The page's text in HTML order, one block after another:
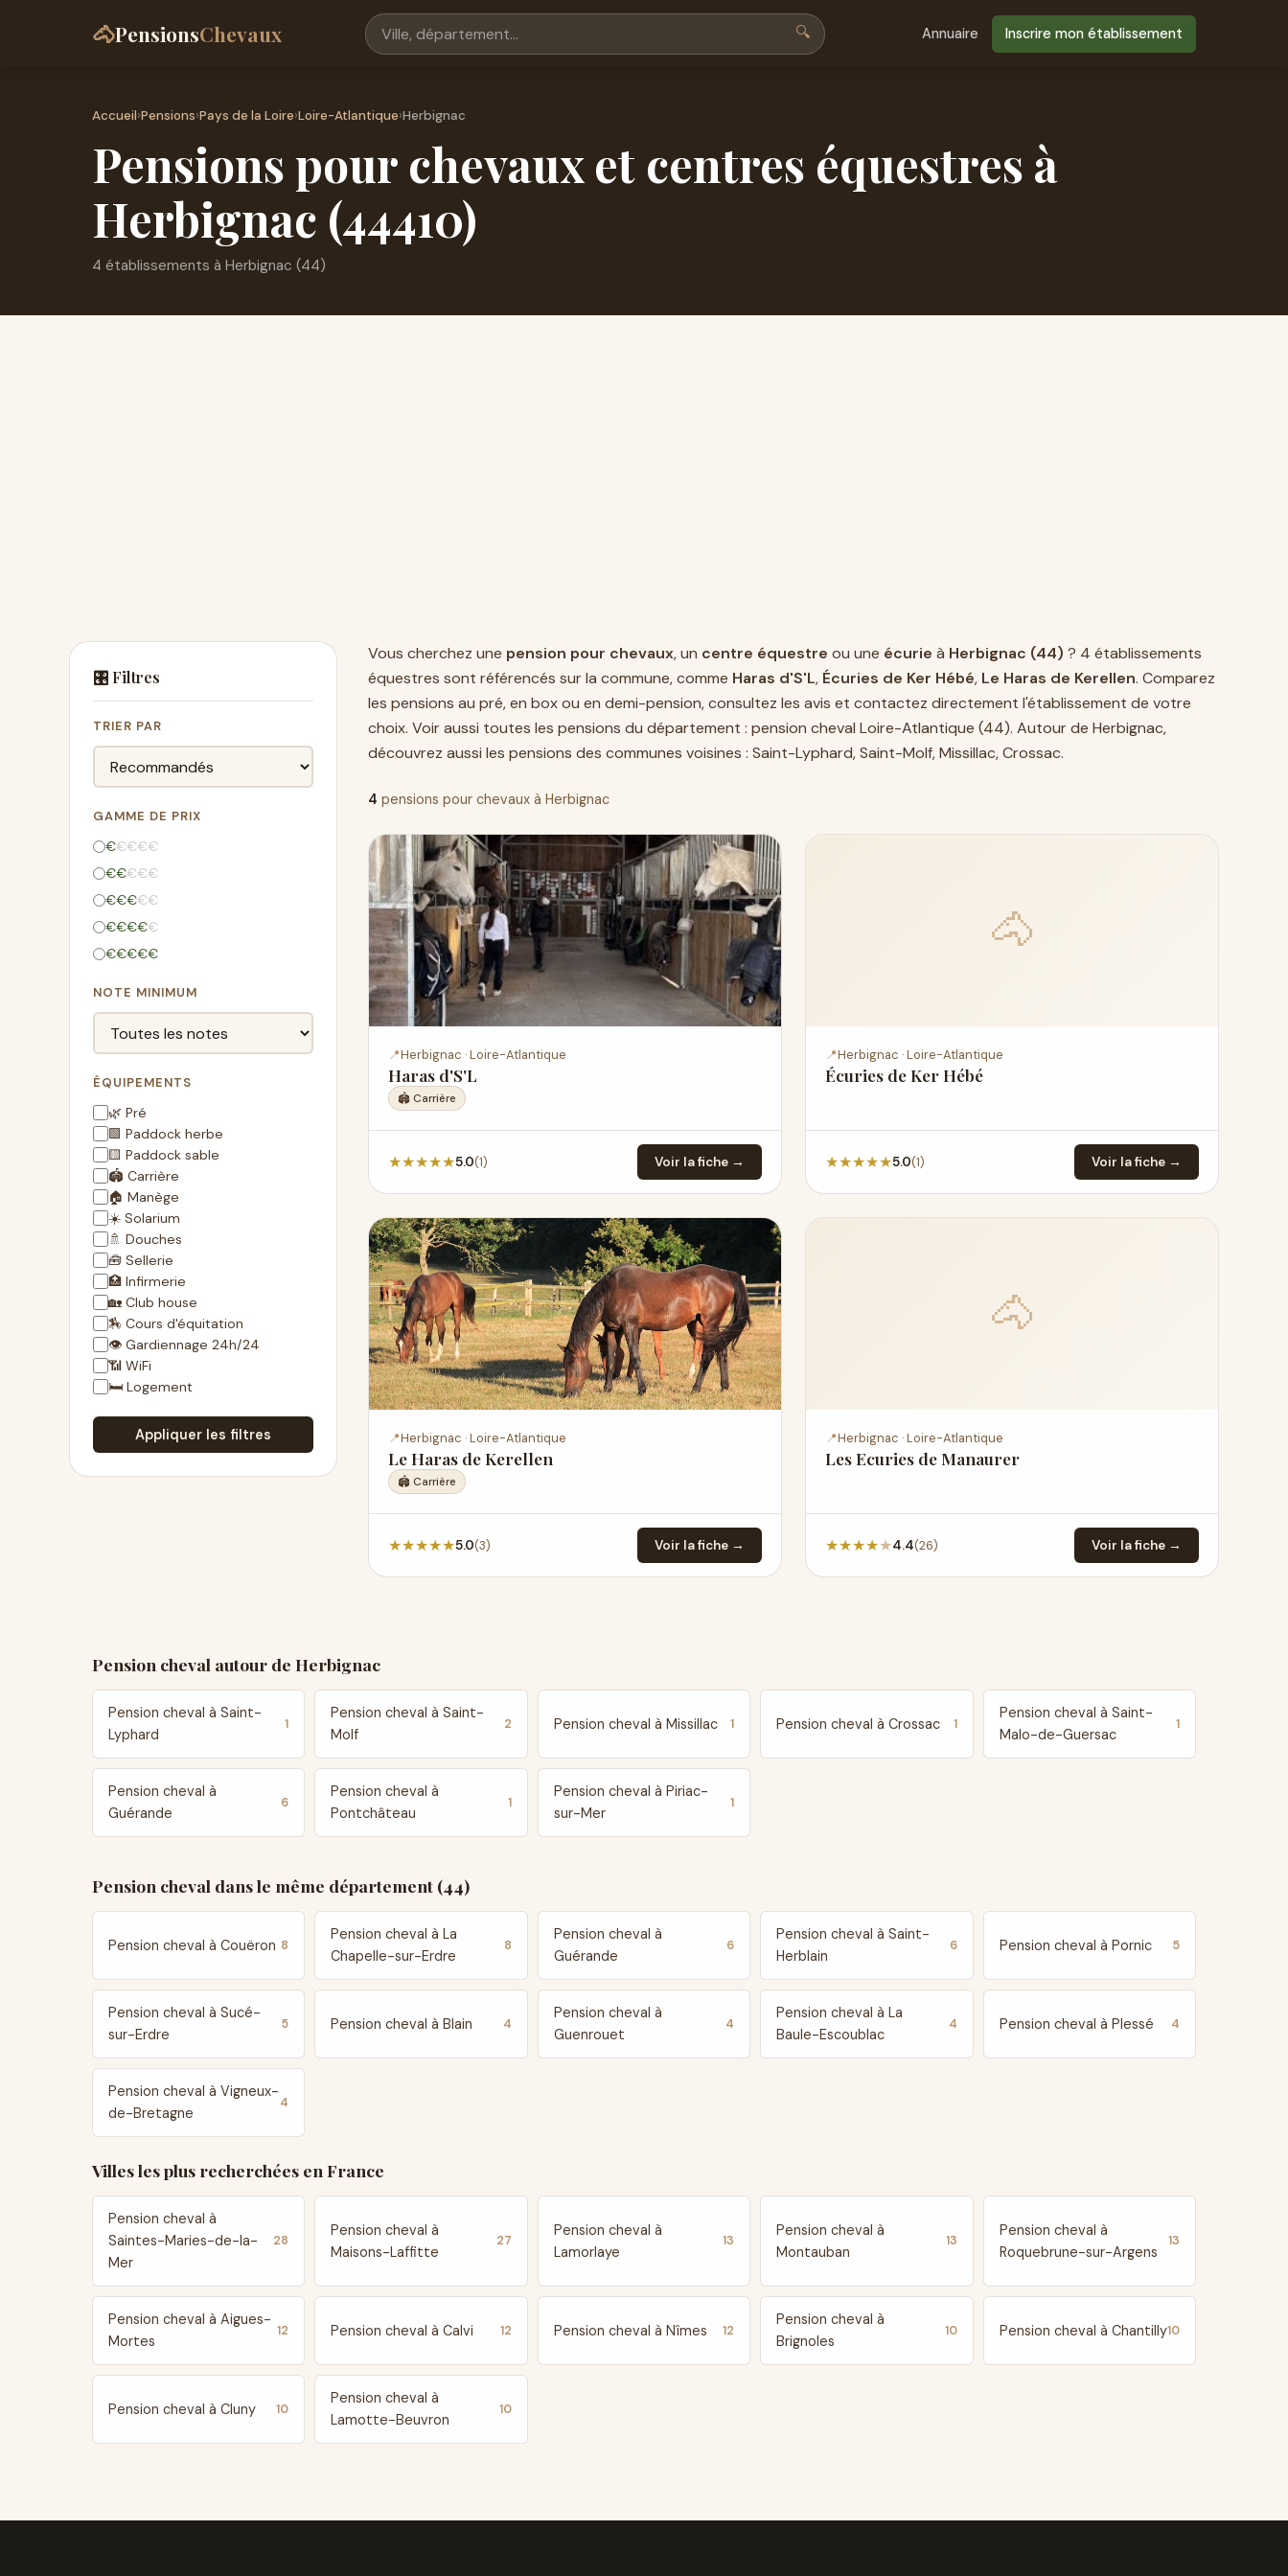
🐴PensionsChevaux 🔍 Annuaire Inscrire mon établissement
Accueil›Pensions›Pays de la Loire›Loire-Atlantique›Herbignac
Pensions pour chevaux et centres équestres à
Herbignac (44410)
4 établissements à Herbignac (44)
🎛️ Filtres
TRIER PAR
GAMME DE PRIX
€€€€€
€€€€€
€€€€€
€€€€€
€€€€€
NOTE MINIMUM
ÉQUIPEMENTS
🌿 Pré
🟩 Paddock herbe
🟨 Paddock sable
🏟️ Carrière
🏠 Manège
☀️ Solarium
🚿 Douches
🧰 Sellerie
🏥 Infirmerie
🏡 Club house
🏇 Cours d'équitation
👁 Gardiennage 24h/24
📶 WiFi
🛏 Logement
Appliquer les filtres
Vous cherchez une pension pour chevaux, un centre équestre ou une écurie à Herbignac (44) ? 4 établissements
équestres sont référencés sur la commune, comme Haras d'S'L, Écuries de Ker Hébé, Le Haras de Kerellen. Comparez
les pensions au pré, en box ou en demi-pension, consultez les avis et contactez directement l'établissement de votre
choix. Voir aussi toutes les pensions du département : pension cheval Loire-Atlantique (44). Autour de Herbignac,
découvrez aussi les pensions des communes voisines : Saint-Lyphard,Saint-Molf,Missillac,Crossac.
4 pensions pour chevaux à Herbignac
📍Herbignac · Loire-Atlantique
Haras d'S'L
🏟️ Carrière
★★★★★5.0(1) Voir la fiche →
🐴
📍Herbignac · Loire-Atlantique
Écuries de Ker Hébé
★★★★★5.0(1) Voir la fiche →
📍Herbignac · Loire-Atlantique
Le Haras de Kerellen
🏟️ Carrière
★★★★★5.0(3) Voir la fiche →
🐴
📍Herbignac · Loire-Atlantique
Les Ecuries de Manaurer
★★★★★4.4(26) Voir la fiche →
Pension cheval autour de Herbignac
Pension cheval à Saint-
Lyphard
1
Pension cheval à Saint-
Molf
2 Pension cheval à Missillac 1 Pension cheval à Crossac 1
Pension cheval à Saint-
Malo-de-Guersac
1
Pension cheval à
Guérande
6
Pension cheval à
Pontchâteau
1
Pension cheval à Piriac-
sur-Mer
1
Pension cheval dans le même département (44)
Pension cheval à Couëron 8
Pension cheval à La
Chapelle-sur-Erdre
8
Pension cheval à
Guérande
6
Pension cheval à Saint-
Herblain
6 Pension cheval à Pornic 5
Pension cheval à Sucé-
sur-Erdre
5 Pension cheval à Blain 4
Pension cheval à
Guenrouet
4
Pension cheval à La
Baule-Escoublac
4 Pension cheval à Plessé 4
Pension cheval à Vigneux-
de-Bretagne
4
Villes les plus recherchées en France
Pension cheval à
Saintes-Maries-de-la-
Mer
28
Pension cheval à
Maisons-Laffitte
27
Pension cheval à
Lamorlaye
13
Pension cheval à
Montauban
13
Pension cheval à
Roquebrune-sur-Argens
13
Pension cheval à Aigues-
Mortes
12 Pension cheval à Calvi 12 Pension cheval à Nîmes 12
Pension cheval à
Brignoles
10 Pension cheval à Chantilly10
Pension cheval à Cluny 10
Pension cheval à
Lamotte-Beuvron
10